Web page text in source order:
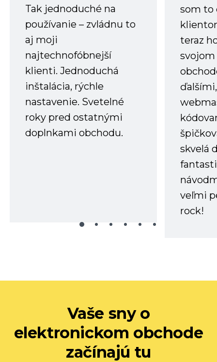
Tak jednoduché na
používanie – zvládnu to
aj moji
najtechnofóbnejší
klienti. Jednoduchá
inštalácia, rýchle
nastavenie. Svetelné
roky pred ostatnými
doplnkami obchodu.
som to
teraz
skvelá
veľmi
rock!
Vaše sny o
elektronickom obchode
začínajú tu